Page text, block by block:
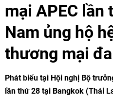
mại APEC lần
Nam ủng hộ
thương mại
Phát biểu tại Hội nghị Bộ
lần thứ 28 tại Bangkok (Thái